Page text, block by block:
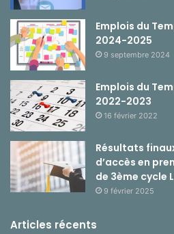
Emplois du
2024-2025
9 septembre 2024
Emplois du
2022-2023
16 février 2022
Résultats
d’accès en
de 3ème cycle
9 février 2025
Articles récents